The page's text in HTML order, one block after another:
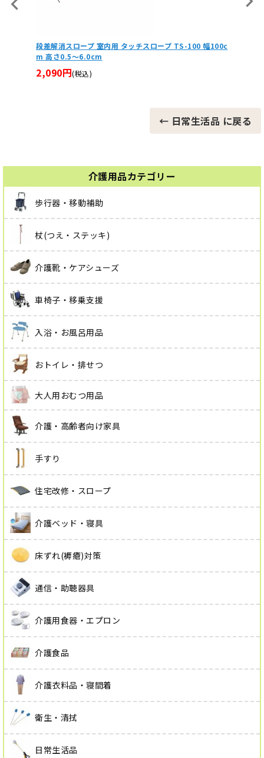
介護用品カテゴリー
歩行器・移動補助
杖(つえ・ステッキ)
介護靴・ケアシューズ
車椅子・移乗支援
入浴・お風呂用品
おトイレ・排せつ
大人用おむつ用品
介護・高齢者向け家具
手すり
住宅改修・スロープ
介護ベッド・寝具
床ずれ(褥瘡)対策
通信・助聴器具
介護用食器・エプロン
介護食品
介護衣料品・寝間着
衛生・清拭
日常生活品
スロープ TS-100 幅100c
多点杖 Calmo+ カルモクワド CLM-G4 マキテ
伸縮式 多点支持杖
← 日常生活品 に戻る